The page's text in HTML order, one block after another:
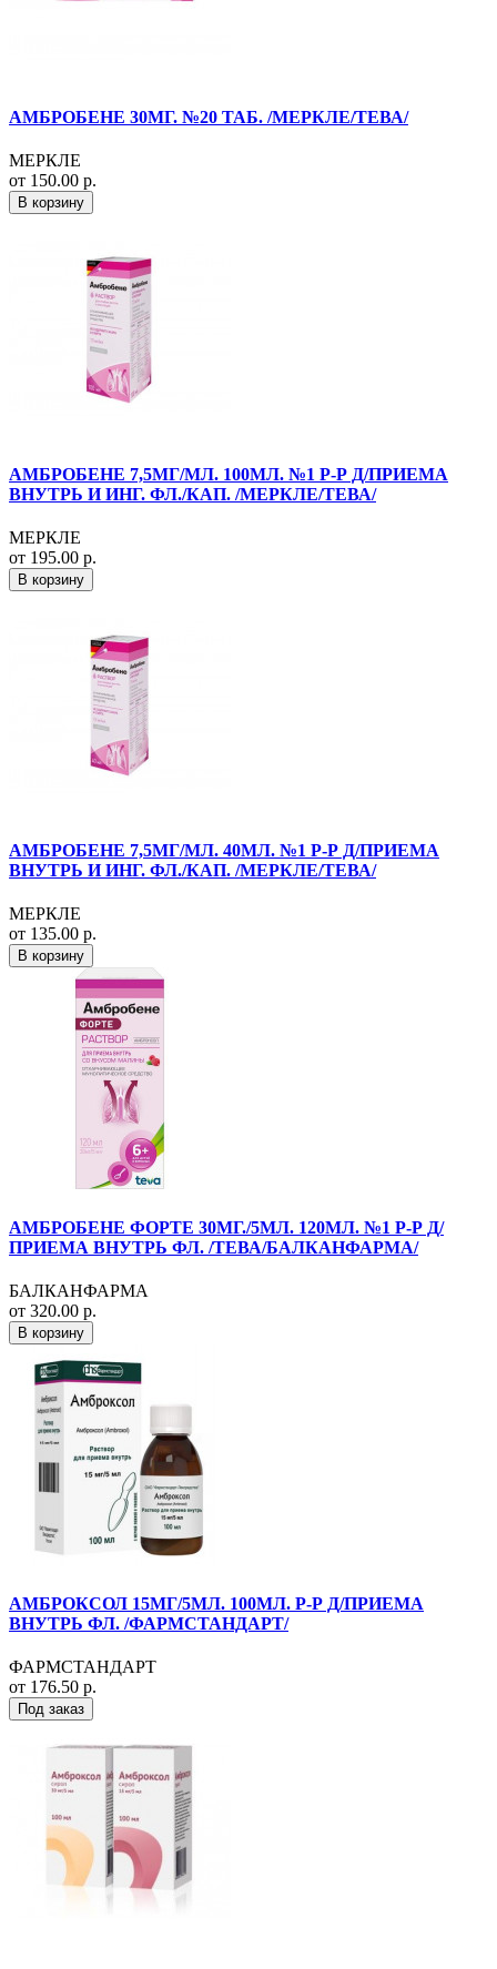
АМБРОБЕНЕ 30МГ. №20 ТАБ. /МЕРКЛЕ/ТЕВА/
МЕРКЛЕ
от 150.00 р.
В корзину
АМБРОБЕНЕ 7,5МГ/МЛ. 100МЛ. №1 Р-Р Д/ПРИЕМА
ВНУТРЬ И ИНГ. ФЛ./КАП. /МЕРКЛЕ/ТЕВА/
МЕРКЛЕ
от 195.00 р.
В корзину
АМБРОБЕНЕ 7,5МГ/МЛ. 40МЛ. №1 Р-Р Д/ПРИЕМА
ВНУТРЬ И ИНГ. ФЛ./КАП. /МЕРКЛЕ/ТЕВА/
МЕРКЛЕ
от 135.00 р.
В корзину
АМБРОБЕНЕ ФОРТЕ 30МГ./5МЛ. 120МЛ. №1 Р-Р Д/
ПРИЕМА ВНУТРЬ ФЛ. /ТЕВА/БАЛКАНФАРМА/
БАЛКАНФАРМА
от 320.00 р.
В корзину
АМБРОКСОЛ 15МГ/5МЛ. 100МЛ. Р-Р Д/ПРИЕМА
ВНУТРЬ ФЛ. /ФАРМСТАНДАРТ/
ФАРМСТАНДАРТ
от 176.50 р.
Под заказ